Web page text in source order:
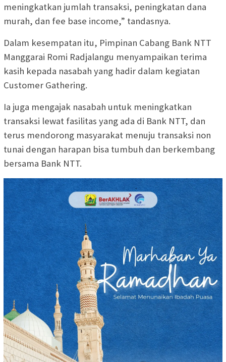
meningkatkan jumlah transaksi, peningkatan dana
murah, dan fee base income,” tandasnya.
Dalam kesempatan itu, Pimpinan Cabang Bank NTT
Manggarai Romi Radjalangu menyampaikan terima
kasih kepada nasabah yang hadir dalam kegiatan
Customer Gathering.
Ia juga mengajak nasabah untuk meningkatkan
transaksi lewat fasilitas yang ada di Bank NTT, dan
terus mendorong masyarakat menuju transaksi non
tunai dengan harapan bisa tumbuh dan berkembang
bersama Bank NTT.